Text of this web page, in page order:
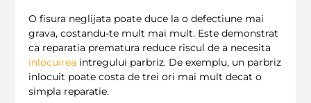
O fisura neglijata poate duce la o defectiune mai
grava, costandu-te mult mai mult. Este demonstrat
ca reparatia prematura reduce riscul de a necesita
inlocuirea intregului parbriz. De exemplu, un parbriz
inlocuit poate costa de trei ori mai mult decat o
simpla reparatie.